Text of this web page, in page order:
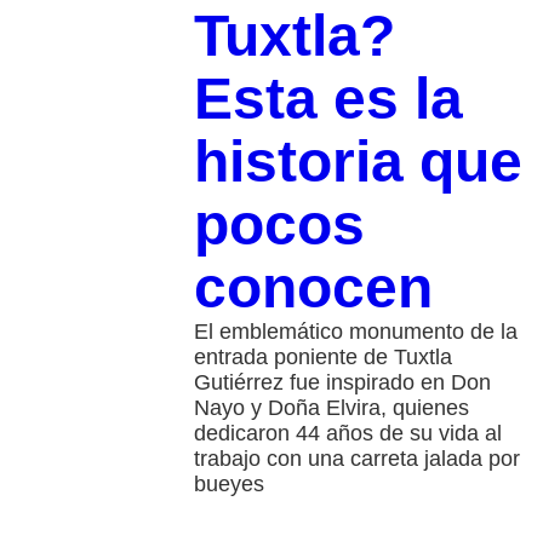
Tuxtla?
Esta es la
historia que
pocos
conocen
El emblemático monumento de la
entrada poniente de Tuxtla
Gutiérrez fue inspirado en Don
Nayo y Doña Elvira, quienes
dedicaron 44 años de su vida al
trabajo con una carreta jalada por
bueyes